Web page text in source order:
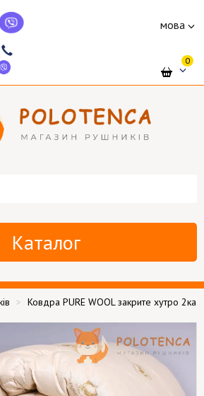
мова
0
Каталог
Ковдра PURE WOOL закрите хутро 2ка